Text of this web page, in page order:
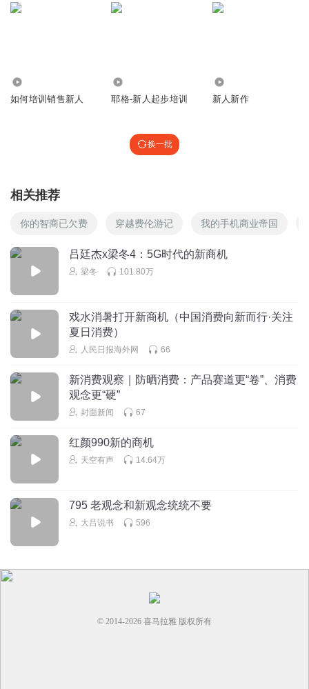
如何培训销售新人 耶格-新人起步培训 新人新作
换一批
相关推荐
你的智商已欠费 穿越费伦游记 我的手机商业帝国
吕廷杰x梁冬4：5G时代的新商机
梁冬 101.80万
戏水消暑打开新商机（中国消费向新而行·关注
夏日消费）
人民日报海外网 66
新消费观察｜防晒消费：产品赛道更“卷”、消费
观念更“硬”
封面新闻 67
红颜990新的商机
天空有声 14.64万
795 老观念和新观念统统不要
大吕说书 596
© 2014-2026 喜马拉雅 版权所有